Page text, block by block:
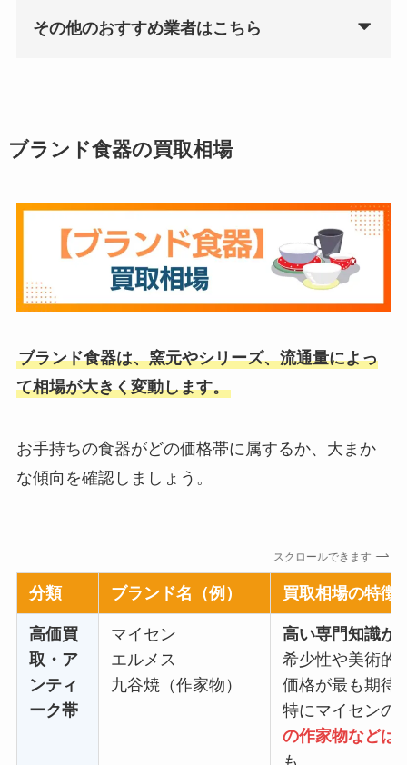
その他のおすすめ業者はこちら
ブランド食器の買取相場
ブランド食器は、窯元やシリーズ、流通量によっ
て相場が大きく変動します。
お手持ちの食器がどの価格帯に属するか、大まか
な傾向を確認しましょう。
スクロールできます
分類 ブランド名（例） 買取相場の特徴
高価買
取・ア
ンティ
ーク帯
マイセン
エルメス
九谷焼（作家物）
高い専門知識が
希少性や美術的
価格が最も期待
特にマイセンの
の作家物などは